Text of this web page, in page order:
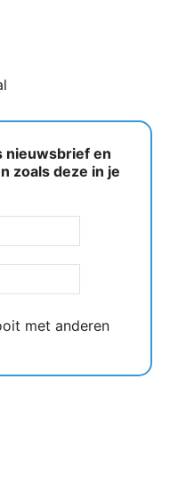
nieuwsbrief en
zoals deze in je
met anderen